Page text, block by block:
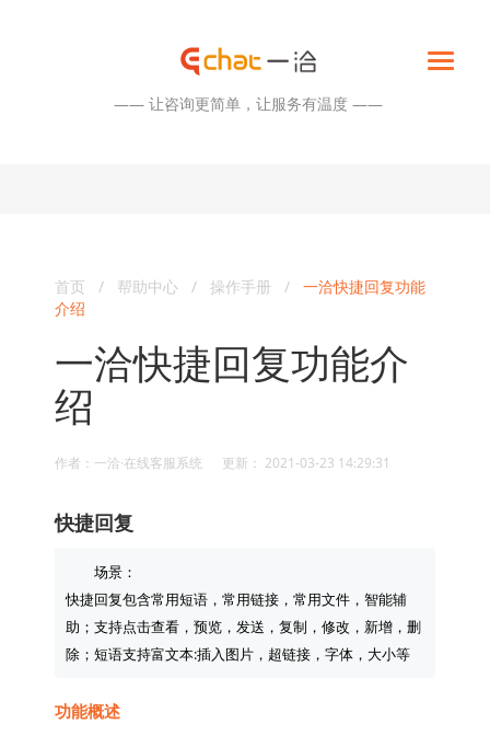
—— 让咨询更简单，让服务有温度 ——
首页 / 帮助中心 / 操作手册 / 一洽快捷回复功能
介绍
一洽快捷回复功能介
绍
作者：一洽·在线客服系统 更新： 2021-03-23 14:29:31
快捷回复
场景：
快捷回复包含常用短语，常用链接，常用文件，智能辅
助；支持点击查看，预览，发送，复制，修改，新增，删
除；短语支持富文本:插入图片，超链接，字体，大小等
功能概述